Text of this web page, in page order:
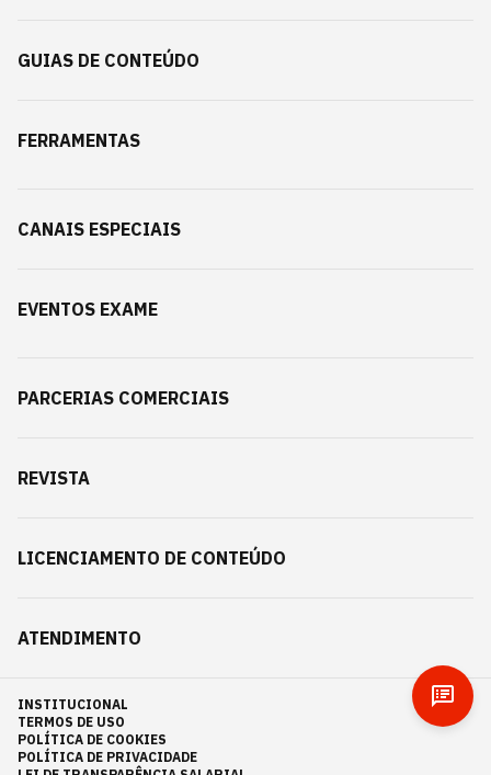
GUIAS DE CONTEÚDO
FERRAMENTAS
CANAIS ESPECIAIS
EVENTOS EXAME
PARCERIAS COMERCIAIS
REVISTA
LICENCIAMENTO DE CONTEÚDO
ATENDIMENTO
INSTITUCIONAL
TERMOS DE USO
POLÍTICA DE COOKIES
POLÍTICA DE PRIVACIDADE